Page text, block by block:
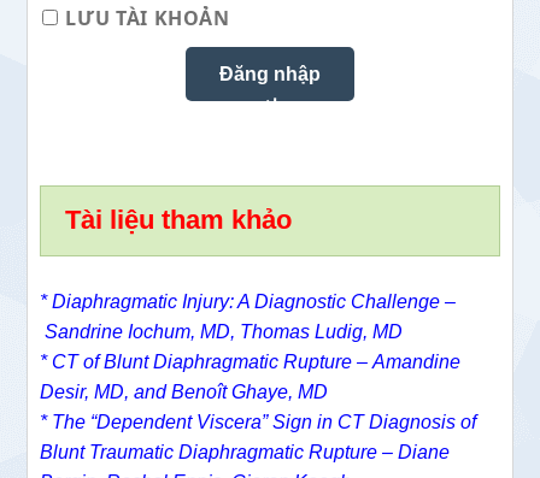
LƯU TÀI KHOẢN
Tài liệu tham khảo
* Diaphragmatic Injury: A Diagnostic Challenge –
Sandrine Iochum, MD, Thomas Ludig, MD
* CT of Blunt Diaphragmatic Rupture –Amandine
Desir, MD, andBenoît Ghaye, MD
* The “Dependent Viscera” Sign in CT Diagnosis of
Blunt Traumatic Diaphragmatic Rupture –Diane